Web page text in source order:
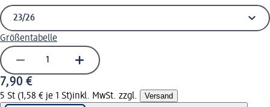
Größentabelle
7,90 €
5 St (1,58 € je 1 St)inkl. MwSt. zzgl. Versand